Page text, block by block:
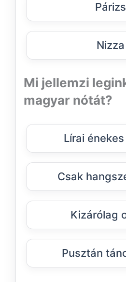
Párizs
Nizza
Mi jellemzi
magyar nótát?
Lírai
Csak
Kizárólag
Pusztán